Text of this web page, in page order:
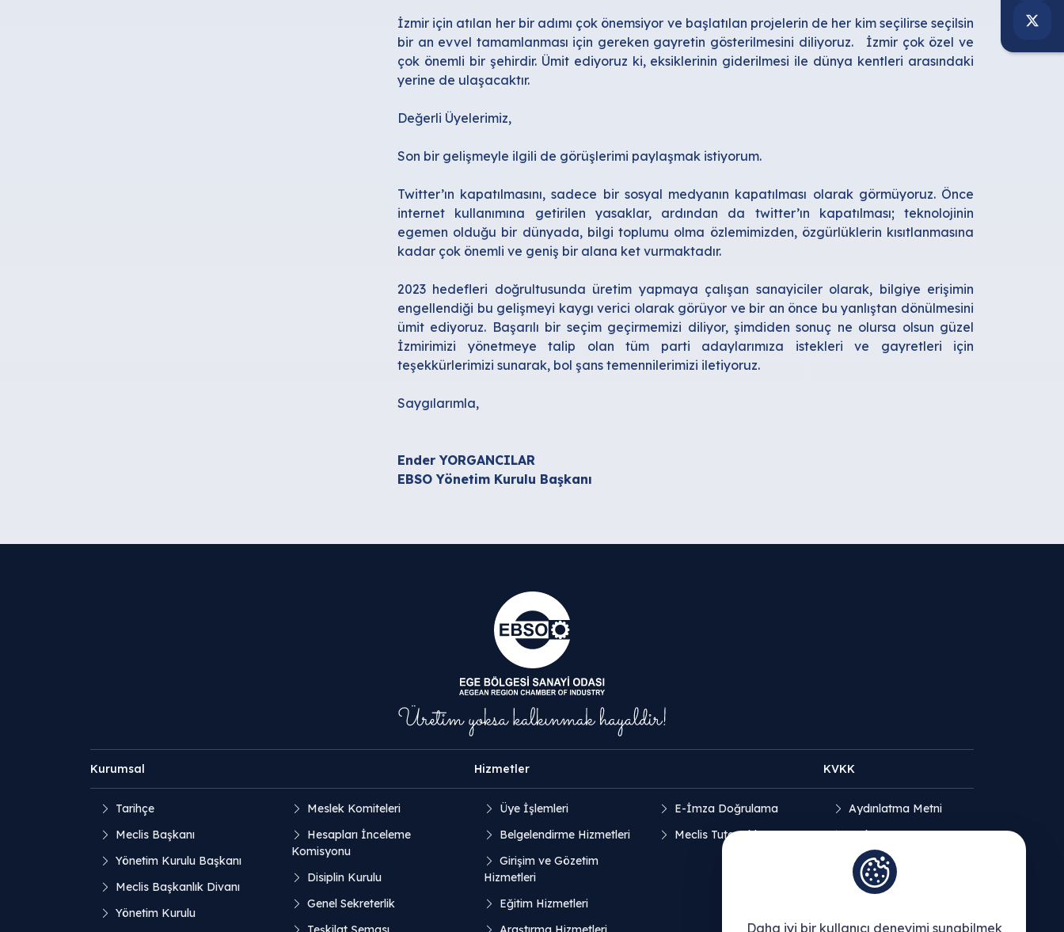
İzmir için atılan her bir adımı çok önemsiyor ve başlatılan projelerin de her kim seçilirse seçilsin
bir an evvel tamamlanması için gereken gayretin gösterilmesini diliyoruz.
İzmir çok özel ve
çok önemli bir şehirdir. Ümit ediyoruz ki, eksiklerinin giderilmesi ile dünya kentleri arasındaki
yerine de ulaşacaktır.
Değerli Üyelerimiz,
Son bir gelişmeyle ilgili de görüşlerimi paylaşmak istiyorum.
Twitter’ın kapatılmasını, sadece bir sosyal medyanın kapatılması olarak görmüyoruz. Önce
internet kullanımına getirilen yasaklar, ardından da twitter’ın kapatılması; teknolojinin
egemen olduğu bir dünyada, bilgi toplumu olma özlemimizden, özgürlüklerin kısıtlanmasına
kadar çok önemli ve geniş bir alana ket vurmaktadır.
2023 hedefleri doğrultusunda üretim yapmaya çalışan sanayiciler olarak, bilgiye erişimin
engellendiği bu gelişmeyi kaygı verici olarak görüyor ve bir an önce bu yanlıştan dönülmesini
ümit ediyoruz. Başarılı bir seçim geçirmemizi diliyor, şimdiden sonuç ne olursa olsun güzel
İzmirimizi yönetmeye talip olan tüm parti adaylarımıza istekleri ve gayretleri için
teşekkürlerimizi sunarak, bol şans temennilerimizi iletiyoruz.
Saygılarımla,
Ender YORGANCILAR
EBSO Yönetim Kurulu Başkanı
Kurumsal
Tarihçe
Meclis Başkanı
Yönetim Kurulu Başkanı
Meclis Başkanlık Divanı
Yönetim Kurulu
Meslek Komiteleri
Hesapları İnceleme
Komisyonu
Disiplin Kurulu
Genel Sekreterlik
Hizmetler
Üye İşlemleri
Belgelendirme Hizmetleri
Girişim ve Gözetim
Hizmetleri
Eğitim Hizmetleri
E-İmza Doğrulama
Meclis Tutanakları
KVKK
Aydınlatma Metni
Açık Rıza Beyanı
Çerez Politikası
Daha iyi bir kullanıcı deneyimi sunabilmek